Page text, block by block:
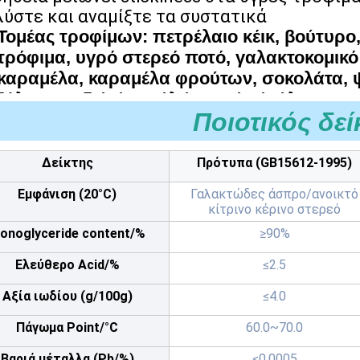
και αναμίξτε τα συστατικά
τροφίμων: πετρέλαιο κέικ,
υγρό στερεό ποτό,
καραμέλα φρούτων, σοκολάτα,
καρυδιάς/φασόλι/σουσάμι/σάλτσα
ζαμπόν, νουντλς ρυζιού, νουντλς, άμυλο,
Ποιοτικός
Δείκτης Πρότυπα (GB15612-1995)
Εμφάνιση (20°C)
Γαλακτώδες άσπρο/ανοικτό
κίτρινο κέρινο στερεό
content/%
≥90%
Ελεύθερο Acid/% ≤2.5
Αξία ιωδίου (g/100g) ≤4.0
Πάγωμα Point/°C 60.0~70.0